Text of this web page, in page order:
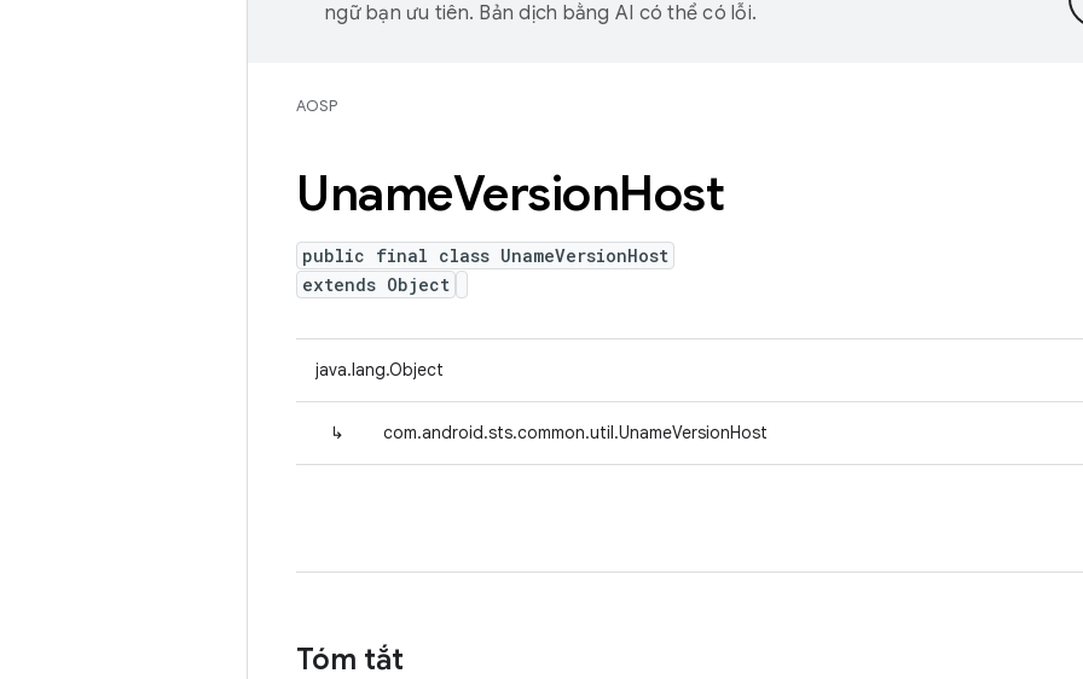
ngữ bạn ưu tiên. Bản dịch bằng AI có thể có lỗi.
AOSP
UnameVersionHost
public final class UnameVersionHost
extends Object
java.lang.Object
↳ com.android.sts.common.util.UnameVersionHost
Tóm tắt